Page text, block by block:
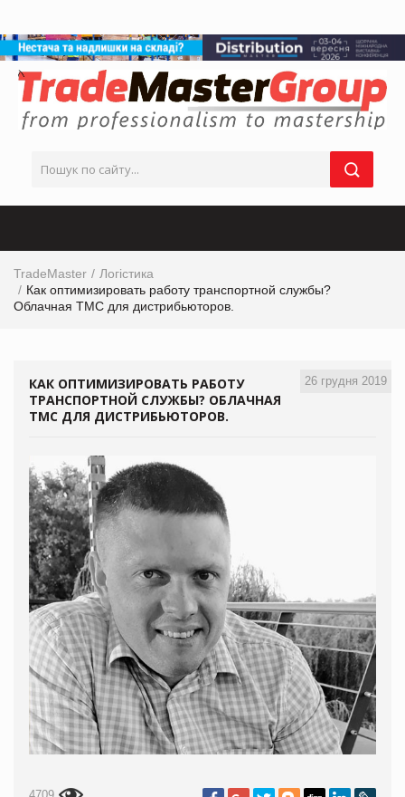
TradeMaster
Логістика
Как оптимизировать работу транспортной службы?
Облачная ТМС для дистрибьюторов.
26 грудня 2019
КАК ОПТИМИЗИРОВАТЬ РАБОТУ
ТРАНСПОРТНОЙ СЛУЖБЫ? ОБЛАЧНАЯ
ТМС ДЛЯ ДИСТРИБЬЮТОРОВ.